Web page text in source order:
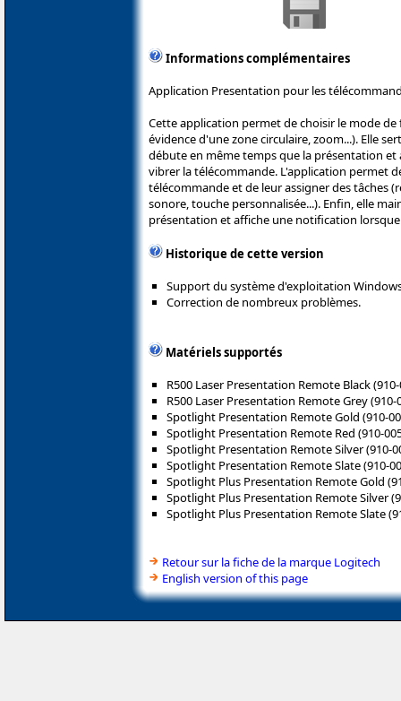
Informations complémentaires
Application Presentation pour les
Cette application permet de choisir le mode
évidence d'une zone circulaire, zoom...). Elle
débute en même temps que la présentation
vibrer la télécommande. L'application permet
télécommande et de leur assigner des tâches
sonore, touche personnalisée...). Enfin, elle
présentation et affiche une notification
Historique de cette version
Support du système d'exploitation
Correction de nombreux problèmes.
Matériels supportés
R500 Laser Presentation Remote Black
R500 Laser Presentation Remote Grey (910-
Spotlight Presentation Remote Gold (910-
Spotlight Presentation Remote Red (910-
Spotlight Presentation Remote Silver (910-
Spotlight Presentation Remote Slate (910-
Spotlight Plus Presentation Remote Gold
Spotlight Plus Presentation Remote Silver
Spotlight Plus Presentation Remote Slate
Retour sur la fiche de la marque Logitech
English version of this page